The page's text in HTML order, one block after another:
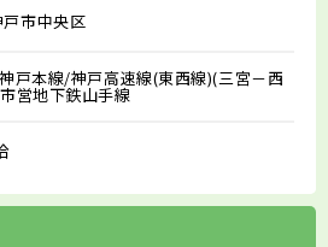
市中央区
戸本線/神戸高速線(東西線)(三宮－西
営地下鉄山手線